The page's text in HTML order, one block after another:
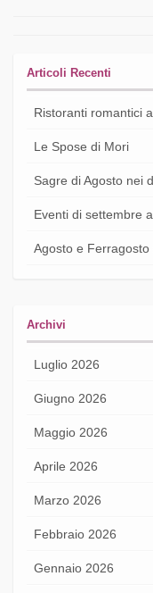
Articoli Recenti
Ristoranti romantici
Le Spose di Mori
Sagre di Agosto nei
Eventi di settembre
Agosto e Ferragosto
Archivi
Luglio 2026
Giugno 2026
Maggio 2026
Aprile 2026
Marzo 2026
Febbraio 2026
Gennaio 2026